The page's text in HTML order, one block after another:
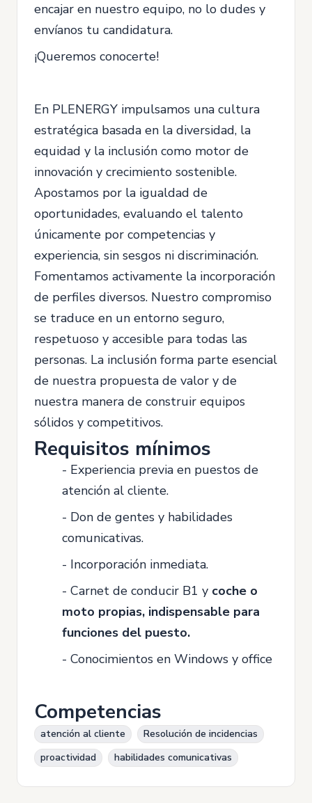
encajar en nuestro equipo, no lo dudes y
envíanos tu candidatura.
¡Queremos conocerte!
En PLENERGY impulsamos una cultura
estratégica basada en la diversidad, la
equidad y la inclusión como motor de
innovación y crecimiento sostenible.
Apostamos por la igualdad de
oportunidades, evaluando el talento
únicamente por competencias y
experiencia, sin sesgos ni discriminación.
Fomentamos activamente la incorporación
de perfiles diversos. Nuestro compromiso
se traduce en un entorno seguro,
respetuoso y accesible para todas las
personas. La inclusión forma parte esencial
de nuestra propuesta de valor y de
nuestra manera de construir equipos
sólidos y competitivos.
Requisitos mínimos
- Experiencia previa en puestos de
atención al cliente.
- Don de gentes y habilidades
comunicativas.
- Incorporación inmediata.
- Carnet de conducir B1 y coche o
moto propias, indispensable para
funciones del puesto.
- Conocimientos en Windows y office
Competencias
atención al cliente
Resolución de incidencias
proactividad
habilidades comunicativas